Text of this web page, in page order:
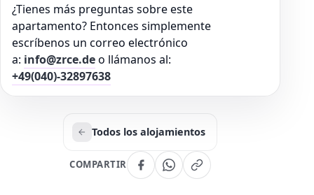
¿Tienes más preguntas sobre este
apartamento? Entonces simplemente
escríbenos un correo electrónico
a: info@zrce.deo llámanos al:
+49(040)-32897638
Todos los alojamientos
COMPARTIR